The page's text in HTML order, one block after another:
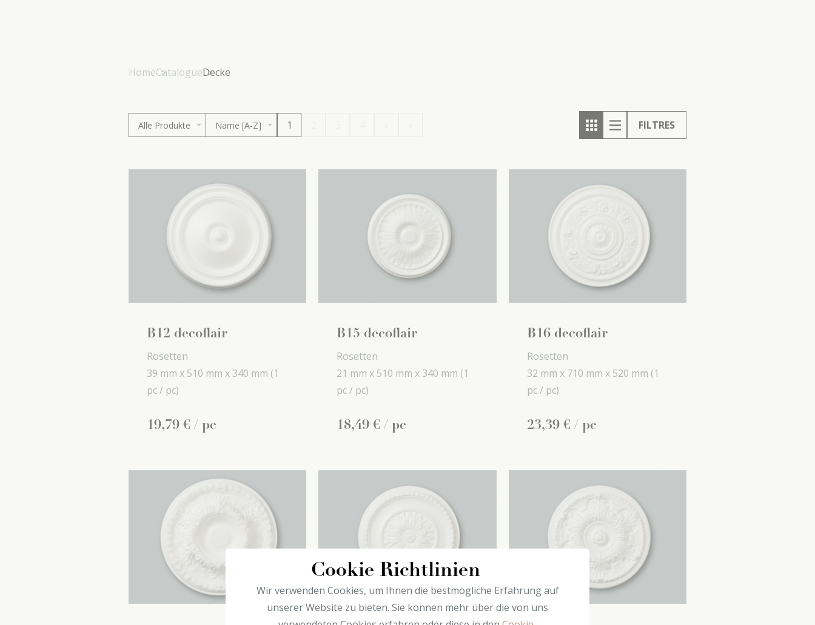
HomeCatalogueDecke
Alle Produkte Name [A-Z] 1 FILTRES
B12 decoflair
Rosetten
39 mm x 510 mm x 340 mm (1
pc / pc)
19,79 € / pc
B15 decoflair
Rosetten
21 mm x 510 mm x 340 mm (1
pc / pc)
18,49 € / pc
B16 decoflair
Rosetten
32 mm x 710 mm x 520 mm (1
pc / pc)
23,39€ / pc
Cookie Richtlinien
Wir verwenden Cookies, um Ihnen die bestmögliche Erfahrung auf
unserer Website zu bieten. Sie können mehr über die von uns